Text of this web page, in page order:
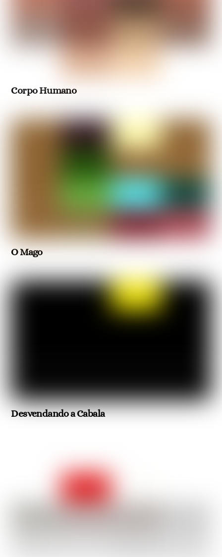
Corpo Humano
O Mago
Desvendando a Cabala